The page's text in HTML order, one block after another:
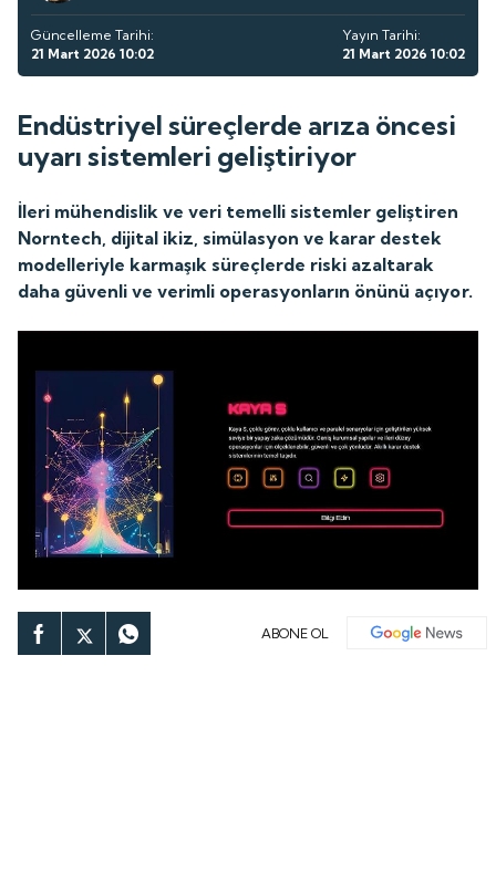
Güncelleme Tarihi:
21 Mart 2026 10:02
Yayın Tarihi:
21 Mart 2026 10:02
Endüstriyel süreçlerde arıza öncesi
uyarı sistemleri geliştiriyor
İleri mühendislik ve veri temelli sistemler geliştiren
Norntech, dijital ikiz, simülasyon ve karar destek
modelleriyle karmaşık süreçlerde riski azaltarak
daha güvenli ve verimli operasyonların önünü açıyor.
ABONE OL